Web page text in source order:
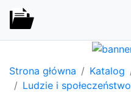
Strona główna Katalog
Ludzie i społeczeństwo